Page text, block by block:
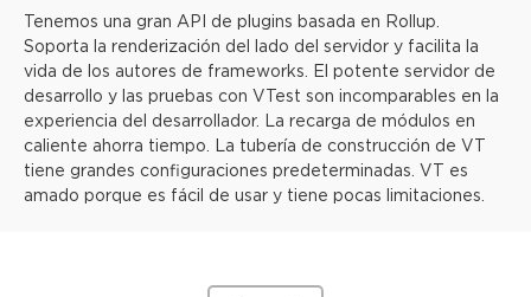
Tenemos una gran API de plugins basada en Rollup.
Soporta la renderización del lado del servidor y facilita la
vida de los autores de frameworks. El potente servidor de
desarrollo y las pruebas con VTest son incomparables en la
experiencia del desarrollador. La recarga de módulos en
caliente ahorra tiempo. La tubería de construcción de VT
tiene grandes configuraciones predeterminadas. VT es
amado porque es fácil de usar y tiene pocas limitaciones.